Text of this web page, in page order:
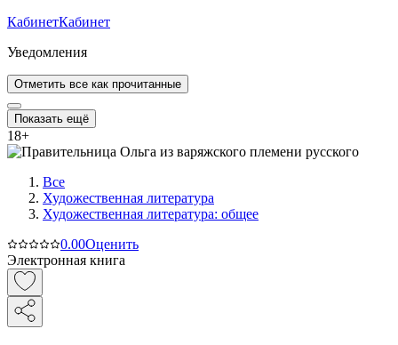
КабинетКабинет
Уведомления
Отметить все как прочитанные
Показать ещё
18+
Все
Художественная литература
Художественная литература: общее
0.00Оценить
Электронная книга